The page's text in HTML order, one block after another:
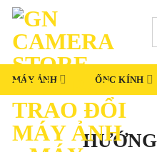
Skip
content
MÁY ẢNH ỐNG KÍNH